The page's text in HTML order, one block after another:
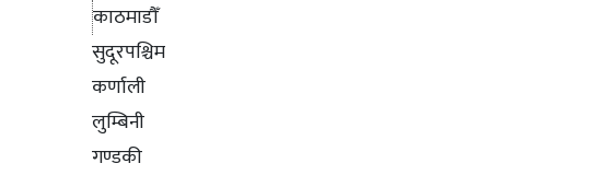
काठमाडौँ
सुदूरपश्चिम
कर्णाली
लुम्बिनी
गण्डकी